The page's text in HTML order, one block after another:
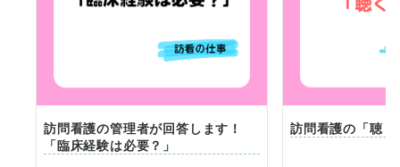
訪問看護の管理者が回答します！
「臨床経験は必要？」
訪問看護の「聴く